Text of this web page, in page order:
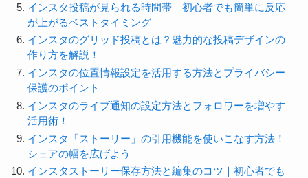
インスタ投稿が見られる時間帯｜初心者でも簡単に反応
が上がるベストタイミング
インスタのグリッド投稿とは？魅力的な投稿デザインの
作り方を解説！
インスタの位置情報設定を活用する方法とプライバシー
保護のポイント
インスタのライブ通知の設定方法とフォロワーを増やす
活用術！
インスタ「ストーリー」の引用機能を使いこなす方法！
シェアの幅を広げよう
インスタストーリー保存方法と編集のコツ｜初心者でも